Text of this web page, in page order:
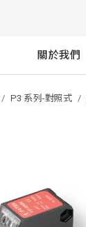
關於我們
P3 系列-對照式